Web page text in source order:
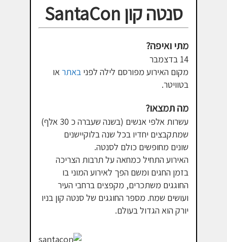
סנטה קון SantaCon
14 בדצמבר
מקום האירוע מפורסם לילה לפני באתר או
בטוויטר.
מתי ואיפה?
עשרות אלפי אנשים (בשנה שעברה כ 30 אלף)
שמתקבצים יחדיו בכל שנה בלוקיישנים
שונים מחופשים כולם לסנטה.
האירוע התחיל כמחאה על תרבות הצריכה
בזמן החגים ומשם הפך לאירוע המוני בו
החוגגים משתכרים, מקפצים ברחבי העיר
ועושים שמח. מספר החוגגים של סנטה קון בניו
יורק הוא הגדול בעולם.
מה תמצאו?